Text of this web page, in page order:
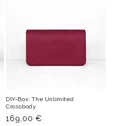
DIY-Box: The Unlimited
Crossbody
Normaler
169,00 €